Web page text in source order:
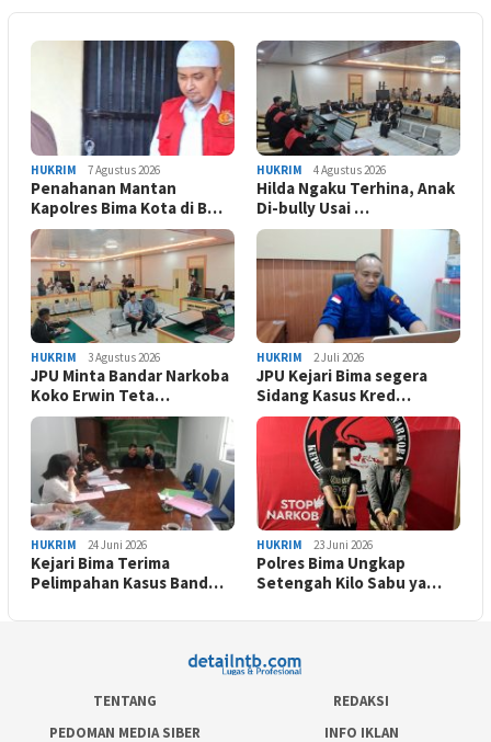
HUKRIM 7 Agustus 2026
Penahanan Mantan
Kapolres Bima Kota di B…
HUKRIM 4 Agustus 2026
Hilda Ngaku Terhina, Anak
Di-bully Usai …
HUKRIM 3 Agustus 2026
JPU Minta Bandar Narkoba
Koko Erwin Teta…
HUKRIM 2 Juli 2026
JPU Kejari Bima segera
Sidang Kasus Kred…
HUKRIM 24 Juni 2026
Kejari Bima Terima
Pelimpahan Kasus Band…
HUKRIM 23 Juni 2026
Polres Bima Ungkap
Setengah Kilo Sabu ya…
TENTANG
REDAKSI
PEDOMAN MEDIA SIBER
INFO IKLAN